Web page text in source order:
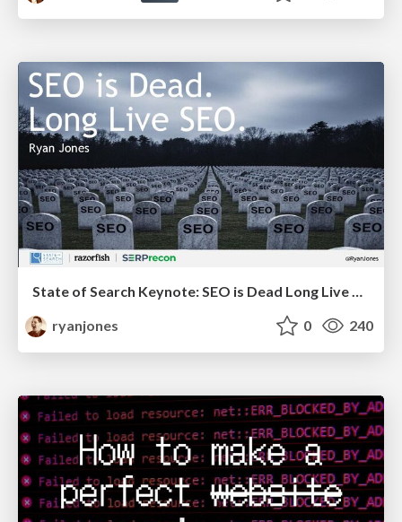
State of Search Keynote: SEO is Dead Long Live SEO
ryanjones
0 240